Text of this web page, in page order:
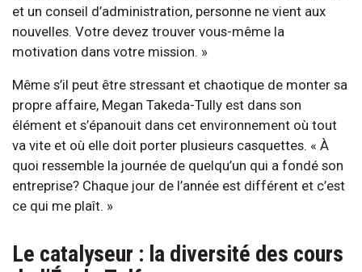
et un conseil d’administration, personne ne vient aux
nouvelles. Votre devez trouver vous-même la
motivation dans votre mission. »
Même s’il peut être stressant et chaotique de monter sa
propre affaire, Megan Takeda-Tully est dans son
élément et s’épanouit dans cet environnement où tout
va vite et où elle doit porter plusieurs casquettes. « À
quoi ressemble la journée de quelqu’un qui a fondé son
entreprise? Chaque jour de l’année est différent et c’est
ce qui me plaît. »
Le catalyseur : la diversité des cours